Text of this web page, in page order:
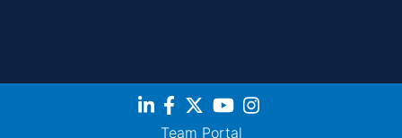
Team Portal